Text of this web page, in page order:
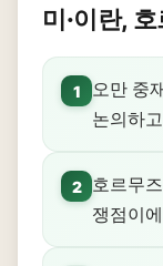
미·이란,
1
오만 중
논의하
2
호르무
쟁점이